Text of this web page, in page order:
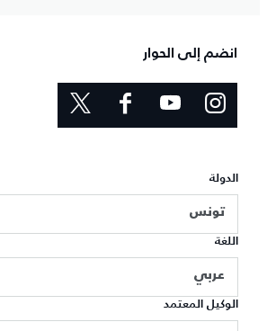
انضم إلى الحوار
الدولة
تونس
اللغة
عربي
الوكيل المعتمد